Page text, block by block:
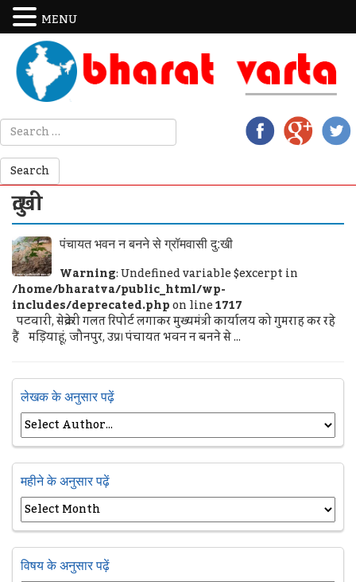
दु:खी
पंचायत भवन न बनने से ग्रॉमवासी दु:खी
Warning: Undefined variable $excerpt in
/home/bharatva/public_html/wp-
includes/deprecated.phpon line1717
पटवारी, सेक्रेटरी गलत रिपोर्ट लगाकर मुख्यमंत्री कार्यालय को गुमराह कर रहे
हैं मड़ियाहूं, जौनपुर, उप्र। पंचायत भवन न बनने से ...
लेखक के अनुसार पढ़ें
महीने के अनुसार पढ़ें
विषय के अनुसार पढ़ें
MENU